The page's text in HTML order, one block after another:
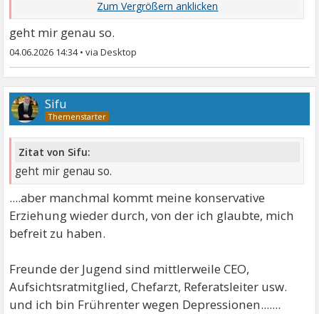
haben. Ich nehme ...
geht mir genau so.
04.06.2026 14:34•
Sifu
Zitat von Sifu:
geht mir genau so.
....aber manchmal kommt meine konservative
Erziehung wieder durch, von der ich glaubte, mich
befreit zu haben.
Freunde der Jugend sind mittlerweile CEO,
Aufsichtsratmitglied, Chefarzt, Referatsleiter usw.
und ich bin Frührenter wegen Depressionen.......